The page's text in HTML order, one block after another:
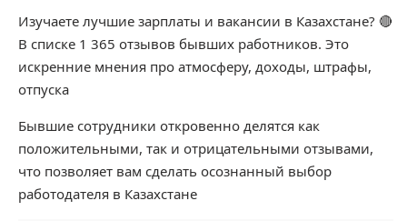
Изучаете лучшие зарплаты и вакансии в Казахстане? 🔴
В списке 1 365 отзывов бывших работников. Это
искренние мнения про атмосферу, доходы, штрафы,
отпуска
Бывшие сотрудники откровенно делятся как
положительными, так и отрицательными отзывами,
что позволяет вам сделать осознанный выбор
работодателя в Казахстане